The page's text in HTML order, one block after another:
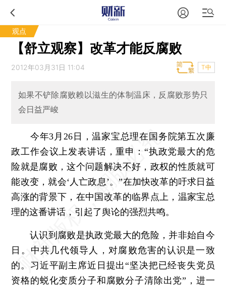
观点
【舒立观察】改革才能反腐败
2012年03月31日 11:04 T中
如果不铲除腐败赖以滋生的体制温床，反腐败形势只
会日益严峻
今年3月26日，温家宝总理在国务院第五次廉
政工作会议上发表讲话，重申：“执政党最大的危
险就是腐败，这个问题解决不好，政权的性质就可
能改变，就会‘人亡政息’。”在加快改革的吁求日益
高涨的背景下，在中国改革的临界点上，温家宝总
理的这番讲话，引起了舆论的强烈共鸣。
认识到腐败是执政党最大的危险，并非始自今
日。中共几代领导人，对腐败危害的认识是一致
的。习近平副主席近日提出“坚决把已经丧失党员
资格的蜕化变质分子和腐败分子清除出党”，进一